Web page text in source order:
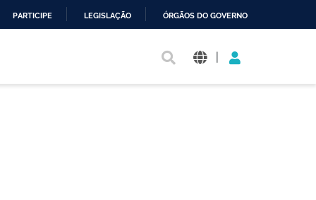
PARTICIPE LEGISLAÇÃO ÓRGÃOS DO GOVERNO
|